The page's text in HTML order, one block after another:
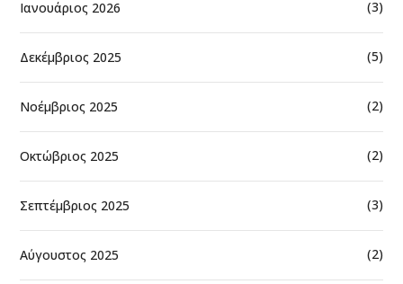
Ιανουάριος 2026 (3)
Δεκέμβριος 2025 (5)
Νοέμβριος 2025 (2)
Οκτώβριος 2025 (2)
Σεπτέμβριος 2025 (3)
Αύγουστος 2025 (2)